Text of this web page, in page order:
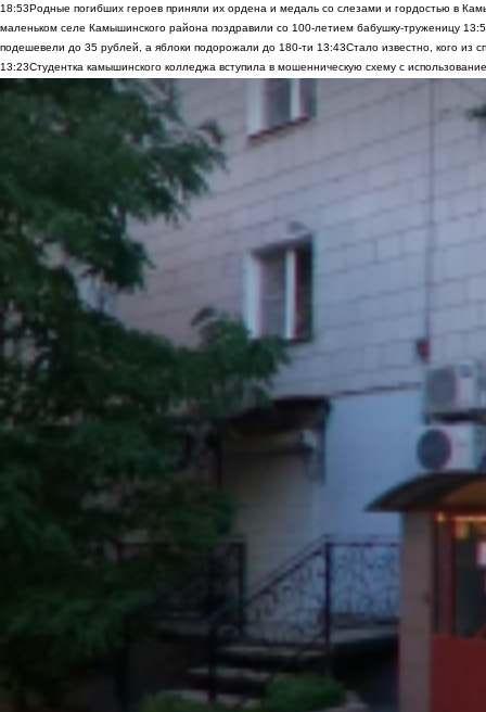
18:53Родные погибших героев приняли их ордена и медаль со слезами и гордостью в
маленьком селе Камышинского района поздравили со 100-летием бабушку-труженицу
подешевели до 35 рублей, а яблоки подорожали до 180-ти 13:43Стало известно, кого из
13:23Студентка камышинского колледжа вступила в мошенническую схему с